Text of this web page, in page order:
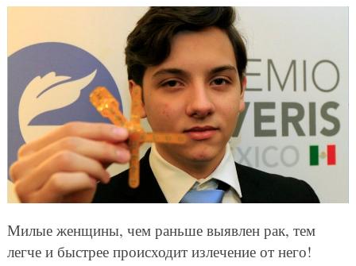
Милые женщины, чем раньше выявлен рак, тем
легче и быстрее происходит излечение от него!